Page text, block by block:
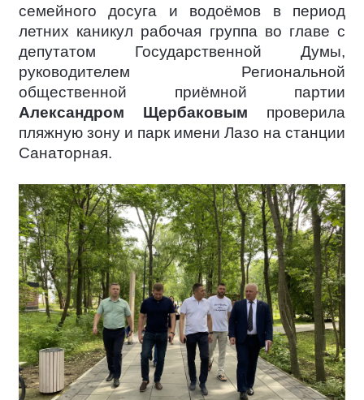
семейного досуга и водоёмов в период
летних каникул рабочая группа во главе с
депутатом Государственной Думы,
руководителем Региональной
общественной приёмной партии
Александром Щербаковым проверила
пляжную зону и парк имени Лазо на станции
Санаторная.